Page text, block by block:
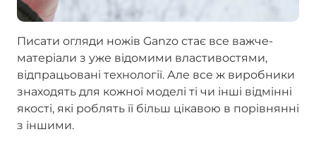
Писати огляди ножів Ganzo стає все важче-
матеріали з уже відомими властивостями,
відпрацьовані технології. Але все ж виробники
знаходять для кожної моделі ті чи інші відмінні
якості, які роблять її більш цікавою в порівнянні
з іншими.